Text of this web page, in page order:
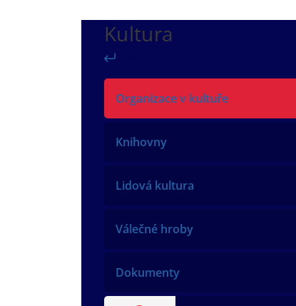
Kultura
Organizace v kultuře
Knihovny
Lidová kultura
Válečné hroby
Dokumenty